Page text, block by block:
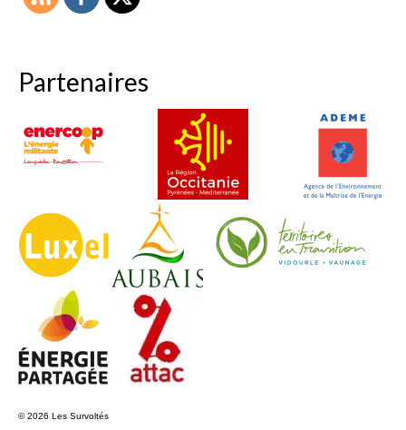
Partenaires
© 2026 Les Survoltés